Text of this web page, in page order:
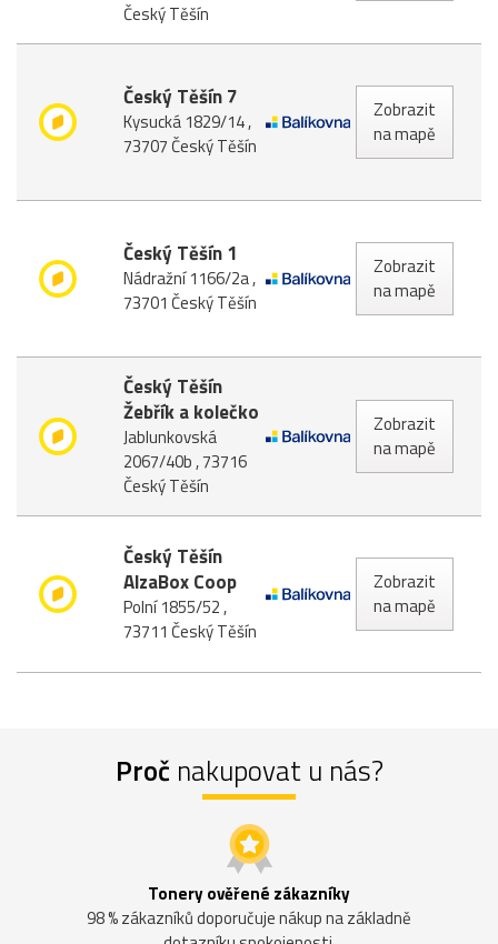
Český Těšín
Český Těšín 7
Kysucká 1829/14 ,
73707 Český Těšín
Zobrazit
na mapě
Český Těšín 1
Nádražní 1166/2a ,
73701 Český Těšín
Zobrazit
na mapě
Český Těšín
Žebřík a kolečko
Jablunkovská
2067/40b , 73716
Český Těšín
Zobrazit
na mapě
Český Těšín
AlzaBox Coop
Polní 1855/52 ,
73711 Český Těšín
Zobrazit
na mapě
Proč nakupovat u nás?
Tonery ověřené zákazníky
98 % zákazníků doporučuje nákup na základně